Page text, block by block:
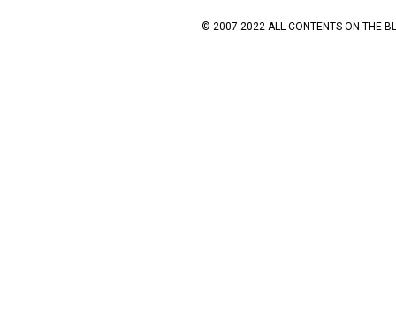
© 2007-2022 ALL CONTENTS ON THE